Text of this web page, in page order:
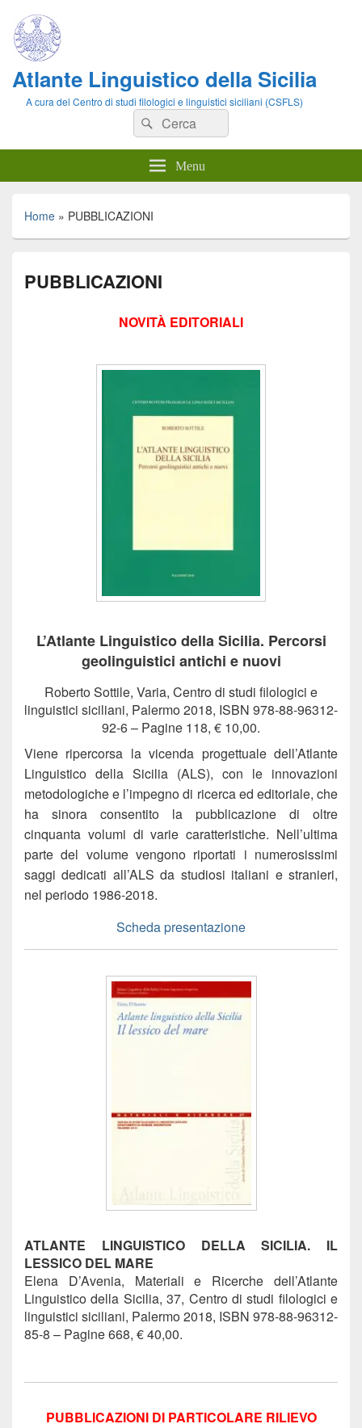
Atlante Linguistico della Sicilia
A cura del Centro di studi filologici e linguistici siciliani (CSFLS)
Cerca:Cerca
Menu
Home » PUBBLICAZIONI
PUBBLICAZIONI
NOVITÀ EDITORIALI
L’Atlante Linguistico della Sicilia. Percorsi
geolinguistici antichi e nuovi
Roberto Sottile, Varia, Centro di studi filologici e
linguistici siciliani, Palermo 2018, ISBN 978-88-96312-
92-6 – Pagine 118, € 10,00.
Viene ripercorsa la vicenda progettuale dell’Atlante
Linguistico della Sicilia (ALS), con le innovazioni
metodologiche e l’impegno di ricerca ed editoriale, che
ha sinora consentito la pubblicazione di oltre
cinquanta volumi di varie caratteristiche. Nell’ultima
parte del volume vengono riportati i numerosissimi
saggi dedicati all’ALS da studiosi italiani e stranieri,
nel periodo 1986-2018.
Scheda presentazione
ATLANTE LINGUISTICO DELLA SICILIA. IL
LESSICO DEL MARE
Elena D’Avenia, Materiali e Ricerche dell’Atlante
Linguistico della Sicilia, 37, Centro di studi filologici e
linguistici siciliani, Palermo 2018, ISBN 978-88-96312-
85-8 – Pagine 668, € 40,00.
PUBBLICAZIONI DI PARTICOLARE RILIEVO